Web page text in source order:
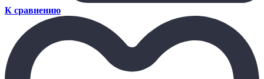
К сравнению